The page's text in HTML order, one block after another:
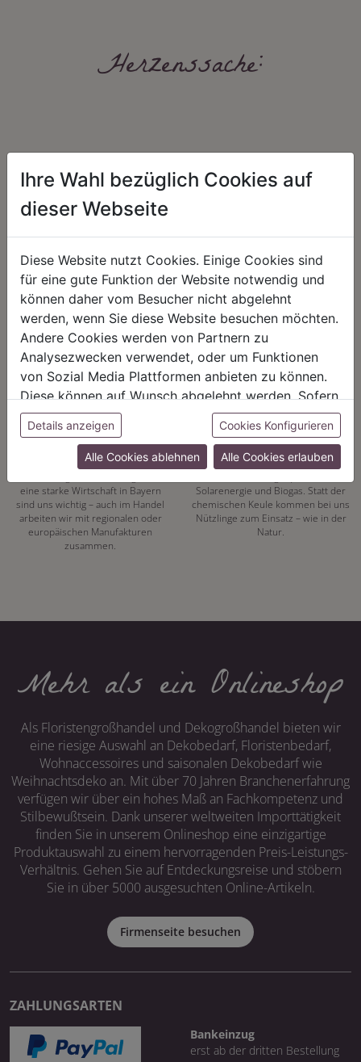
Herzenssache:
HARMONIE
positives Lebensgefühl. Wir
schenken natürliche, stilvolle
Momente für harmonische Stunden
zu Hause – den Ort, an dem
Menschen sich geborgen fühlen und
positive Energie schöpfen.
auch ein guter Preis. Wir handeln
fair – im Hinblick auf unsere
Kalkulation, angemessene
Entlohnung und unsere
nachhaltigen, gewachsenen
REGIONALITÄT
Mit unserer eigenen
Pflanzenproduktion setzen wir auf
eine starke Wirtschaft in Bayern
sind uns wichtig – auch im Handel
arbeiten wir mit regionalen oder
europäischen Manufakturen
zusammen.
NACHHALTIGKEIT
Energiewende hat bei uns Tradition.
Seit 1972 vertrauen wir auf
Solarenergie und Biogas. Statt der
chemischen Keule kommen bei uns
Nützlinge zum Einsatz – wie in der
Natur.
Mehr als ein Onlineshop
Als Floristengroßhandel und Dekogroßhandel bieten wir
eine riesige Auswahl an Dekobedarf, Floristenbedarf,
Wohnaccessoires und saisonalen Dekobedarf wie
Weihnachtsdeko an. Mit über 70 Jahren Branchenerfahrung
verfügen wir über ein hohes Maß an Fachkompetenz und
Stilbewußtsein. Dank unserer weltweiten Importtätigkeit
finden Sie in unserem Onlineshop eine einzigartige
Produktauswahl zu einem hervorragenden Preis-Leistungs-
Verhältnis. Gehen Sie auf Entdeckungsreise und stöbern
Sie in über 5000 ausgesuchten Online-Artikeln.
Firmenseite besuchen
ZAHLUNGSARTEN
Bankeinzug
erst ab der dritten Bestellung
Ihre Wahl bezüglich Cookies auf
dieser Webseite
Diese Website nutzt Cookies. Einige Cookies sind
für eine gute Funktion der Website notwendig und
können daher vom Besucher nicht abgelehnt
werden, wenn Sie diese Website besuchen möchten.
Andere Cookies werden von Partnern zu
Analysezwecken verwendet, oder um Funktionen
von Sozial Media Plattformen anbieten zu können.
Diese können auf Wunsch abgelehnt werden. Sofern
sie unsere Webseite weiter nutzen, geben Sie
Einwilligung zu unseren Cookies.
Details anzeigen Cookies Konfigurieren
Alle Cookies ablehnen Alle Cookies erlauben